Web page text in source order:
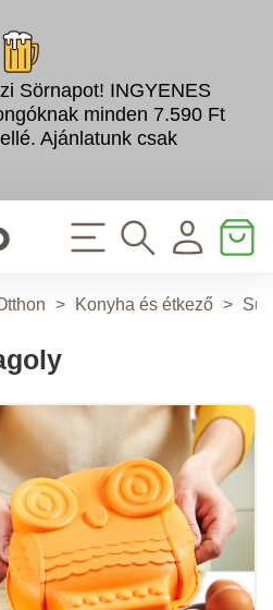
Sörnapot! INGYENES
minden 7.590 Ft
Ajánlatunk csak
> Konyha és étkező >